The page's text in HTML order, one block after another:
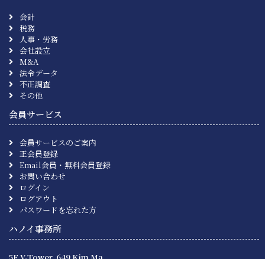
会計
税務
人事・労務
会社設立
M&A
法令データ
不正調査
その他
会員サービス
会員サービスのご案内
正会員登録
Email会員・無料会員登録
お問い合わせ
ログイン
ログアウト
パスワードを忘れた方
ハノイ事務所